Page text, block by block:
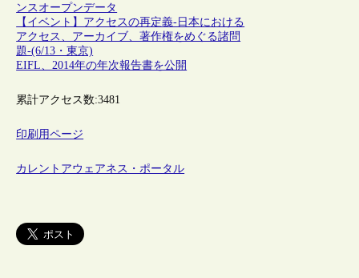
ンス オープンデータ
【イベント】アクセスの再定義-日本における
アクセス、アーカイブ、著作権をめぐる諸問
題-(6/13・東京)
EIFL、2014年の年次報告書を公開
累計アクセス数:3481
印刷用ページ
カレントアウェアネス・ポータル